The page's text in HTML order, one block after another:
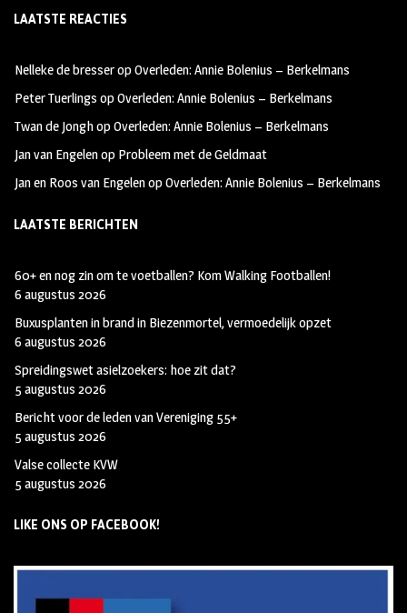
b
oo
k
ag
m
tt
LAATSTE REACTIES
Nelleke de bresseropOverleden: Annie Bolenius – Berkelmans
Peter Tuerlings opOverleden: Annie Bolenius – Berkelmans
Twan de JonghopOverleden: Annie Bolenius – Berkelmans
Jan van Engelenop Probleem met de Geldmaat
Jan en Roos van EngelenopOverleden: Annie Bolenius – Berkelmans
LAATSTE BERICHTEN
60+ en nog zin om te voetballen? Kom Walking Footballen!
6 augustus 2026
Buxusplanten in brand in Biezenmortel, vermoedelijk opzet
6 augustus 2026
Spreidingswet asielzoekers: hoe zit dat?
5 augustus 2026
Bericht voor de leden van Vereniging 55+
5 augustus 2026
Valse collecte KVW
5 augustus 2026
LIKE ONS OP FACEBOOK!